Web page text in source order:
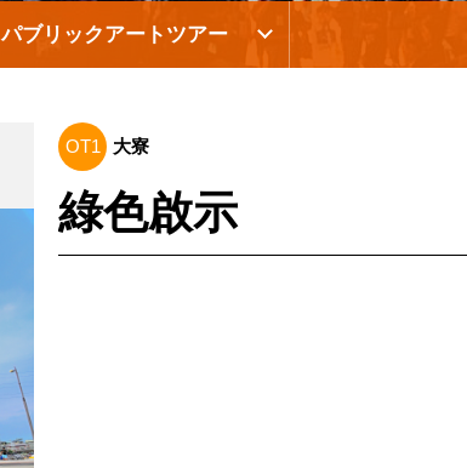
パブリックアートツアー
OT1 大寮
綠色啟示